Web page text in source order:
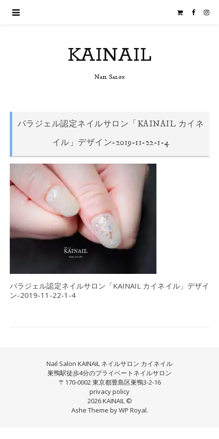
KAINAIL
Nail Salon
パラジェル認定ネイルサロン「KAINAIL カイネ
イル」デザイン-2019-11-22-1-4
パラジェル認定ネイルサロン「KAINAIL カイネイル」デザイ
ン-2019-11-22-1-4
Nail Salon KAINAIL ネイルサロン カイネイル
巣鴨駅徒歩4分のプライベートネイルサロン
〒170-0002 東京都豊島区巣鴨3-2-16
privacy policy
2026 KAINAIL ©
Ashe Theme byWP Royal.